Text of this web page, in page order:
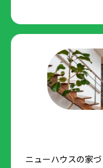
ニューハウスの家